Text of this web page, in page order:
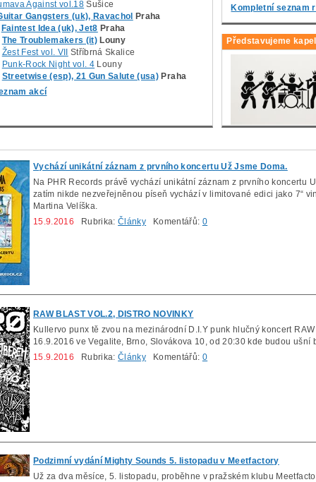
Against vol.18 Sušice
Gangsters (uk), Ravachol
Praha
Faintest Idea (uk), Jet8 Praha
The Troublemakers (it) Louny
Žest Fest vol. VII
Stříbrná Skalice
Punk-Rock Night vol. 4 Louny
Streetwise (esp), 21 Gun Salute (usa) Praha
akcí
Kompletní seznam
Představujeme
Vychází unikátní záznam z prvního koncertu Už Jsme Doma.
Na PHR Records právě vychází unikátní záznam z prvního koncertu
zatím nikde nezveřejněnou píseň vychází v limitované edici jako 7“
Martina Velíška.
15.9.2016 Rubrika:Články Komentářů: 0
RAW BLAST VOL.2, DISTRO NOVINKY
Kullervo punx tě zvou na mezinárodní D.I.Y punk hlučný koncert
16.9.2016 ve Vegalite, Brno, Slovákova 10, od 20:30 kde budou ušní
15.9.2016 Rubrika:Články Komentářů: 0
Podzimní vydání Mighty Sounds 5. listopadu v Meetfactory
Už za dva měsíce, 5. listopadu, proběhne v pražském klubu